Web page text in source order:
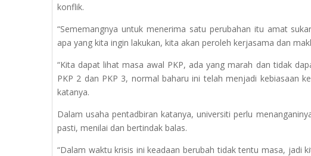
konflik.
“Sememangnya untuk menerima satu perubahan itu amat
apa yang kita ingin lakukan, kita akan peroleh kerjasama dan
“Kita dapat lihat masa awal PKP, ada yang marah dan tidak
PKP 2 dan PKP 3, normal baharu ini telah menjadi kebiasaan
katanya.
Dalam usaha pentadbiran katanya, universiti perlu
pasti, menilai dan bertindak balas.
“Dalam waktu krisis ini keadaan berubah tidak tentu masa, jadi